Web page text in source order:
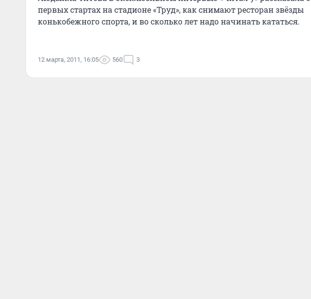
первых стартах на стадионе «Труд», как снимают ресторан звёзды
конькобежного спорта, и во сколько лет надо начинать кататься.
12 марта, 2011, 16:05 560 3